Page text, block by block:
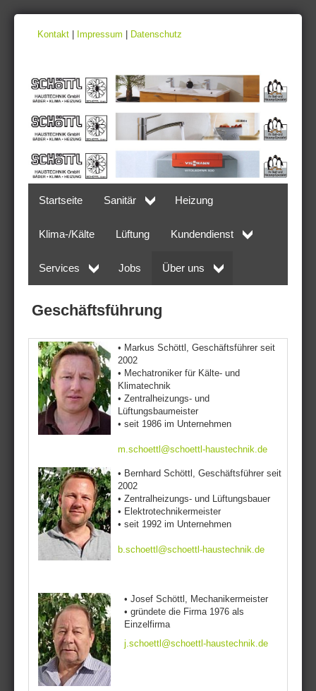
Kontakt Impressum Datenschutz
Startseite Sanitär Heizung
Klima-/Kälte Lüftung Kundendienst
Services Jobs Über uns
Geschäftsführung
• Markus Schöttl, Geschäftsführer seit
2002
• Mechatroniker für Kälte- und
Klimatechnik
• Zentralheizungs- und
Lüftungsbaumeister
• seit 1986 im Unternehmen
m.schoettl@schoettl-haustechnik.de
• Bernhard Schöttl, Geschäftsführer seit
2002
• Zentralheizungs- und Lüftungsbauer
• Elektrotechnikermeister
• seit 1992 im Unternehmen
b.schoettl@schoettl-haustechnik.de
• Josef Schöttl, Mechanikermeister
• gründete die Firma 1976 als
Einzelfirma
j.schoettl@schoettl-haustechnik.de